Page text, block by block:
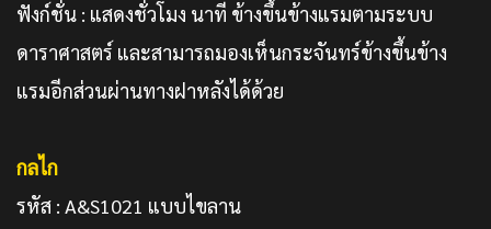
ฟังก์ชั่น : แสดงชั่วโมง นาที ข้างขึ้นข้างแรมตามระบบ
ดาราศาสตร์ และสามารถมองเห็นกระจันทร์ข้างขึ้นข้าง
แรมอีกส่วนผ่านทางฝาหลังได้ด้วย
กลไก
รหัส : A&S1021 แบบไขลาน